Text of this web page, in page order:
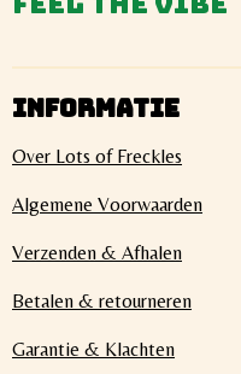
INFORMATIE
Over Lots of Freckles
Algemene Voorwaarden
Verzenden & Afhalen
Betalen & retourneren
Garantie & Klachten